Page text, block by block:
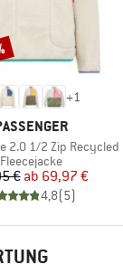
+1
2 Zip Recycled Sherpa Fleece
Produktgruppe
Fleecejacke
Preis
€ reduzierter Preis
ab 69,97 €
4,8(5)